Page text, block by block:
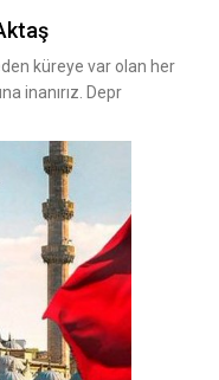
küreye var olan her
inanırız. Depr